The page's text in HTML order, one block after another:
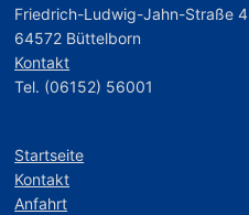
Friedrich-Ludwig-Jahn-Straße 4
64572 Büttelborn
Kontakt
Tel. (06152) 56001
Startseite
Kontakt
Anfahrt